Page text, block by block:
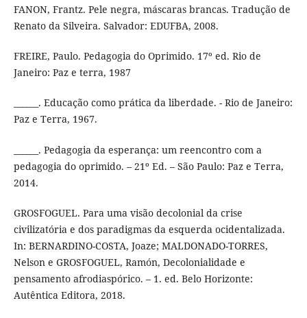
FANON, Frantz. Pele negra, máscaras brancas. Tradução de
Renato da Silveira. Salvador: EDUFBA, 2008.
FREIRE, Paulo. Pedagogia do Oprimido. 17º ed. Rio de
Janeiro: Paz e terra, 1987
______. Educação como prática da liberdade. - Rio de Janeiro:
Paz e Terra, 1967.
______. Pedagogia da esperança: um reencontro com a
pedagogia do oprimido. – 21º Ed. – São Paulo: Paz e Terra,
2014.
GROSFOGUEL. Para uma visão decolonial da crise
civilizatória e dos paradigmas da esquerda ocidentalizada.
In: BERNARDINO-COSTA, Joaze; MALDONADO-TORRES,
Nelson e GROSFOGUEL, Ramón, Decolonialidade e
pensamento afrodiaspórico. – 1. ed. Belo Horizonte:
Autêntica Editora, 2018.